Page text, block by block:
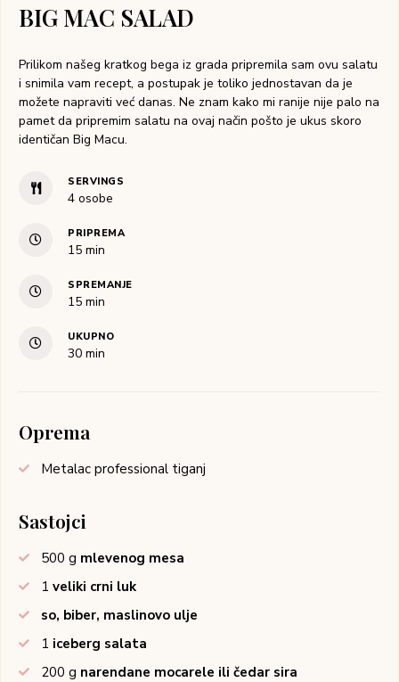
BIG MAC SALAD
Prilikom našeg kratkog bega iz grada pripremila sam ovu salatu
i snimila vam recept, a postupak je toliko jednostavan da je
možete napraviti već danas. Ne znam kako mi ranije nije palo na
pamet da pripremim salatu na ovaj način pošto je ukus skoro
identičan Big Macu.
SERVINGS
4 osobe
PRIPREMA
15 min
SPREMANJE
15 min
UKUPNO
30 min
Oprema
Metalac professional tiganj
Sastojci
500 g mlevenog mesa
1 veliki crni luk
so, biber, maslinovo ulje
1 iceberg salata
200 g narendane mocarele ili čedar sira